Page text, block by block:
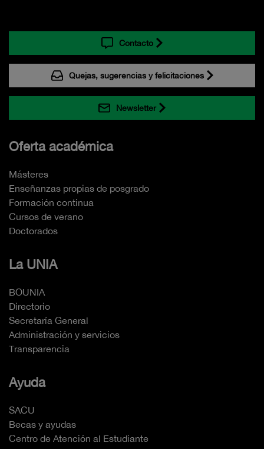
Contacto
Quejas, sugerencias y felicitaciones
Newsletter
Oferta académica
Másteres
Enseñanzas propias de posgrado
Formación continua
Cursos de verano
Doctorados
La UNIA
BOUNIA
Directorio
Secretaría General
Administración y servicios
Transparencia
Ayuda
SACU
Becas y ayudas
Centro de Atención al Estudiante